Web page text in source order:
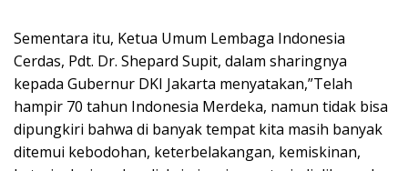
Sementara itu, Ketua Umum Lembaga Indonesia
Cerdas, Pdt. Dr. Shepard Supit, dalam sharingnya
kepada Gubernur DKI Jakarta menyatakan,”Telah
hampir 70 tahun Indonesia Merdeka, namun tidak bisa
dipungkiri bahwa di banyak tempat kita masih banyak
ditemui kebodohan, keterbelakangan, kemiskinan,